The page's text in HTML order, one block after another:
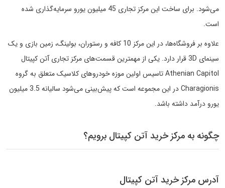
می‌شود. برای ساخت این مرکز تجاری 45 میلیون یورو سرمایه‌گذاری شده
است.
علاوه بر فروشگاه‌ها، در این مرکز 10 کافه و رستوران، بولینگ، زمین بازی و یک
سینمای 3D قرار دارد. یکی از مهمترین قسمت‌های مرکز تجاری آتن کپیتال
Athenian Capitol تاسیس اولین موزه خودروهای کلاسیک متعلق به گروه
Charagionis در این مجموعه است که پیش‌بینی می‌شود سالیانه 3.5 میلیون
یورو درآمد داشته باشد.
چگونه به مرکز خرید آتن کپیتال برویم؟
آدرس مرکز خرید آتن کپیتال